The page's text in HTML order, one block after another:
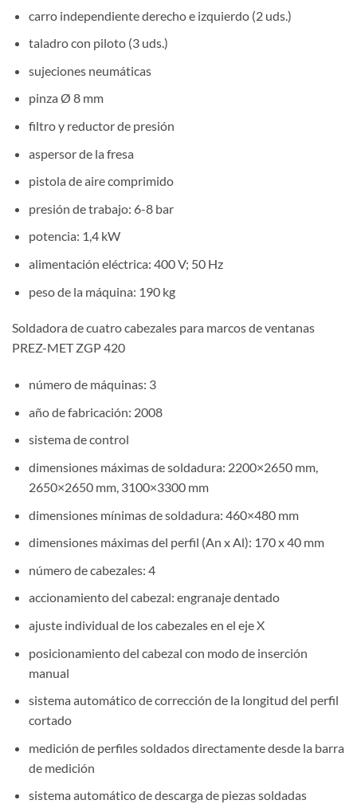
carro independiente derecho e izquierdo (2 uds.)
taladro con piloto (3 uds.)
sujeciones neumáticas
pinza Ø 8 mm
filtro y reductor de presión
aspersor de la fresa
pistola de aire comprimido
presión de trabajo: 6-8 bar
potencia: 1,4 kW
alimentación eléctrica: 400 V; 50 Hz
peso de la máquina: 190 kg
Soldadora de cuatro cabezales para marcos de ventanas
PREZ-MET ZGP 420
número de máquinas: 3
año de fabricación: 2008
sistema de control
dimensiones máximas de soldadura: 2200×2650 mm,
2650×2650 mm, 3100×3300 mm
dimensiones mínimas de soldadura: 460×480 mm
dimensiones máximas del perfil (An x Al): 170 x 40 mm
número de cabezales: 4
accionamiento del cabezal: engranaje dentado
ajuste individual de los cabezales en el eje X
posicionamiento del cabezal con modo de inserción
manual
sistema automático de corrección de la longitud del perfil
cortado
medición de perfiles soldados directamente desde la barra
de medición
sistema automático de descarga de piezas soldadas